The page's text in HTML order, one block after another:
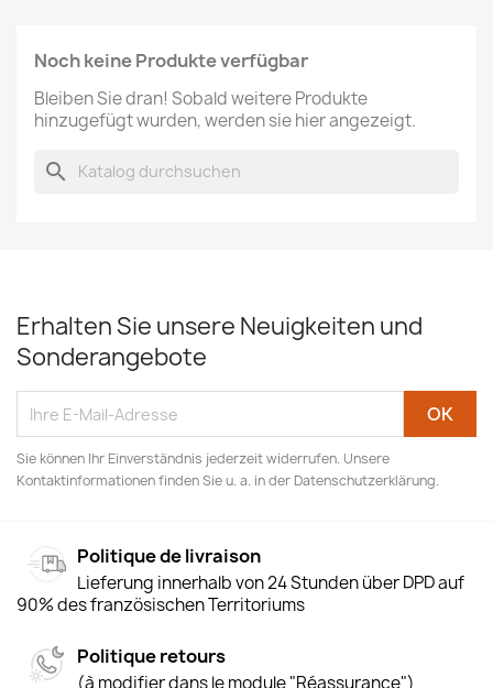
Noch keine Produkte verfügbar
Bleiben Sie dran! Sobald weitere Produkte
hinzugefügt wurden, werden sie hier angezeigt.
search
Erhalten Sie unsere Neuigkeiten und
Sonderangebote
Sie können Ihr Einverständnis jederzeit widerrufen. Unsere
Kontaktinformationen finden Sie u. a. in der Datenschutzerklärung.
Politique de livraison
Lieferung innerhalb von 24 Stunden über DPD auf
90% des französischen Territoriums
Politique retours
(à modifier dans le module "Réassurance")